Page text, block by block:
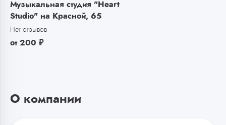
Музыкальная студия "Heart
Studio" на Красной, 65
Нет отзывов
от 200 ₽
О компании